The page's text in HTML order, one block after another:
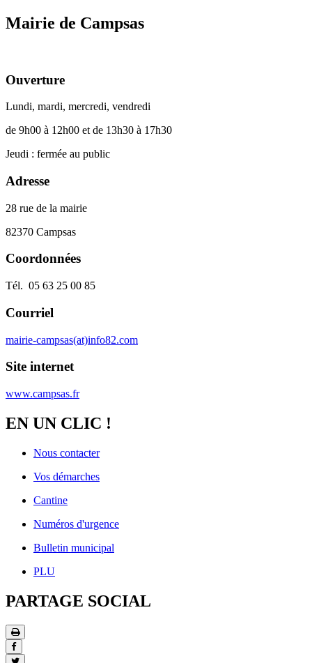
Mairie de Campsas
Ouverture
Lundi, mardi, mercredi, vendredi
de 9h00 à 12h00 et de 13h30 à 17h30
Jeudi : fermée au public
Adresse
28 rue de la mairie
82370 Campsas
Coordonnées
Tél. 05 63 25 00 85
Courriel
mairie-campsas(at)info82.com
Site internet
www.campsas.fr
EN UN CLIC !
Nous contacter
Vos démarches
Cantine
Numéros d'urgence
Bulletin municipal
PLU
PARTAGE SOCIAL